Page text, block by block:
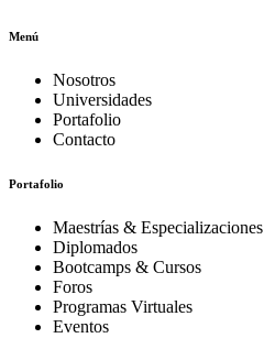
Menú
Nosotros
Universidades
Portafolio
Contacto
Portafolio
Maestrías & Especializaciones
Diplomados
Bootcamps & Cursos
Foros
Programas Virtuales
Eventos